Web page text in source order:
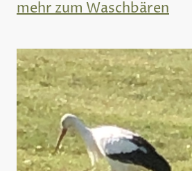
mehr zum Waschbären